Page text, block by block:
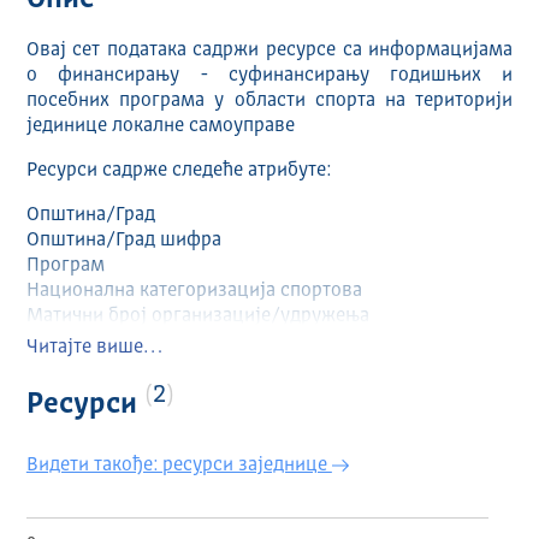
Овај сет података садржи ресурсе са информацијама
о финансирању - суфинансирању годишњих и
посебних програма у области спорта на територији
јединице локалне самоуправе
Ресурси садрже следеће атрибуте:
Општина/Град
Општина/Град шифра
Програм
Национална категоризација спортова
Матични број организације/удружења
Пун назив организације
Седиште спортске организације
Број одлуке/решења
Година
Тражени износ средстава
Читајте више…
Ресурси 2
Видети такође: ресурси заједнице